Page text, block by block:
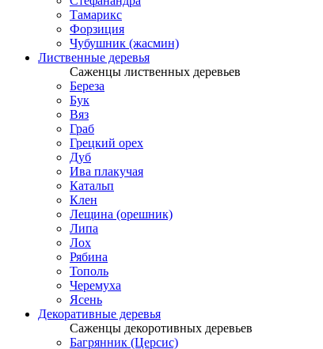
Тамарикс
Форзиция
Чубушник (жасмин)
Лиственные деревья
Саженцы лиственных деревьев
Береза
Бук
Вяз
Граб
Грецкий орех
Дуб
Ива плакучая
Катальп
Клен
Лещина (орешник)
Липа
Лох
Рябина
Тополь
Черемуха
Ясень
Декоративные деревья
Саженцы декоротивных деревьев
Багрянник (Церсис)